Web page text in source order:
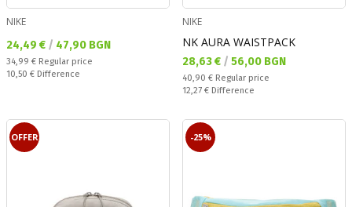
NIKE
Текуща цена:
24,49 € / 47,90 BGN
Regular price:
34,99 € Regular price
Спестявате:
10,50 € Difference
NIKE
NK AURA WAISTPACK
Текуща цена:
28,63 € / 56,00 BGN
Regular price:
40,90 € Regular price
Спестявате:
12,27 € Difference
OFFER -25%